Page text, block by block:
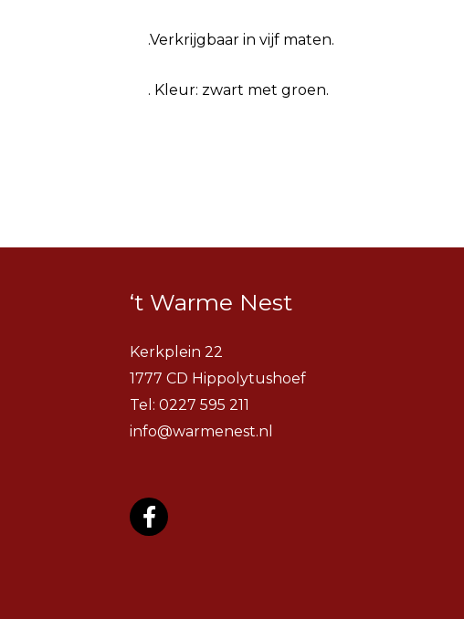
.Verkrijgbaar in vijf maten.
. Kleur: zwart met groen.
‘t Warme Nest
Kerkplein 22
1777 CD Hippolytushoef
Tel: 0227 595 211
info@warmenest.nl